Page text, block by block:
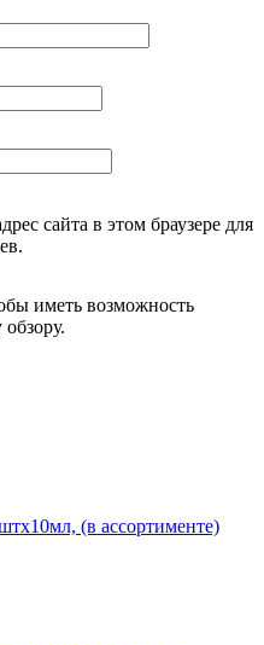
сайта в этом браузере для
иметь возможность